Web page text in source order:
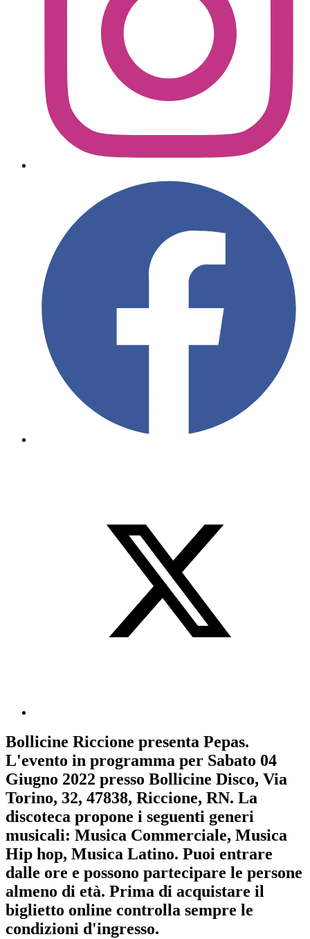
Bollicine Riccione presenta Pepas.
L'evento in programma per Sabato 04
Giugno 2022 presso Bollicine Disco, Via
Torino, 32, 47838, Riccione, RN. La
discoteca propone i seguenti generi
musicali: Musica Commerciale, Musica
Hip hop, Musica Latino. Puoi entrare
dalle ore e possono partecipare le persone
almeno di età. Prima di acquistare il
biglietto online controlla sempre le
condizioni d'ingresso.